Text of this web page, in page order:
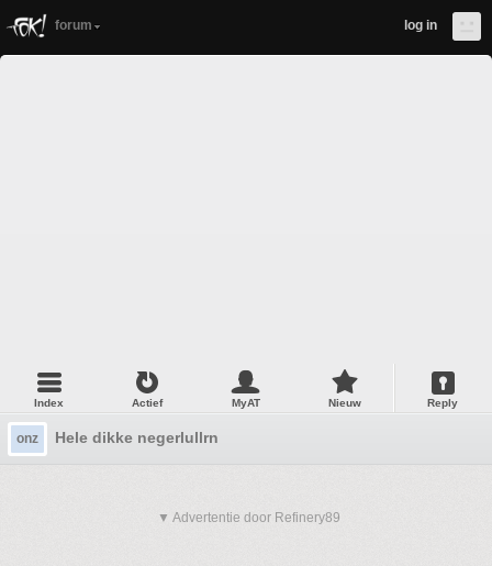
forum log in
Index Actief MyAT Nieuw Reply
onz Hele dikke negerlullrn
▼ Advertentie door Refinery89